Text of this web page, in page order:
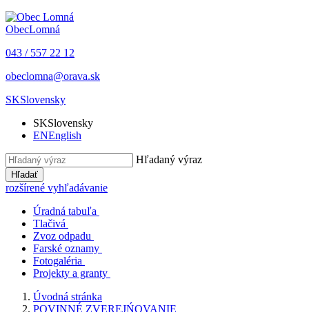
ObecLomná
043 / 557 22 12
obeclomna@orava.sk
SKSlovensky
SKSlovensky
ENEnglish
Hľadaný výraz
Hľadať
rozšírené vyhľadávanie
Úradná tabuľa
Tlačivá
Zvoz odpadu
Farské oznamy
Fotogaléria
Projekty a granty
Úvodná stránka
POVINNÉ ZVEREJŃOVANIE